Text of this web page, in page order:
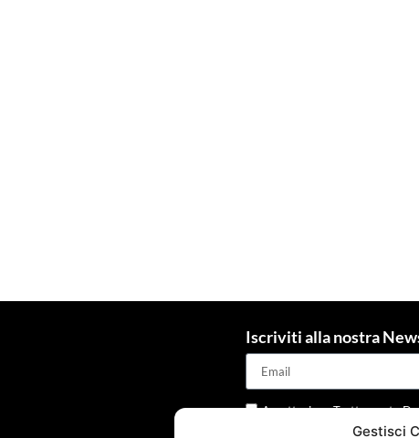
Gestisci
Iscriviti alla nostra
Accettazione Trattamento
Gdpr 679/2016 e della